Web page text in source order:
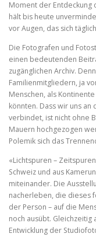
Moment der Entdeckung
hält bis heute
vor Augen, das sich
Die Fotografen und
einen bedeutenden
zugänglichen Archiv.
Familienmitgliedern, ja
Menschen, als
könnten. Dass wir uns
verbindet, ist nicht ohne
Mauern hochgezogen
Polemik sich das
«Lichtspuren –
Schweiz und aus
miteinander. Die
nacherleben, die dieses
der Person – auf die
noch ausübt.
Entwicklung der